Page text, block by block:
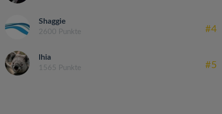
Shaggie
2600 Punkte #4
lhia
1565 Punkte #5